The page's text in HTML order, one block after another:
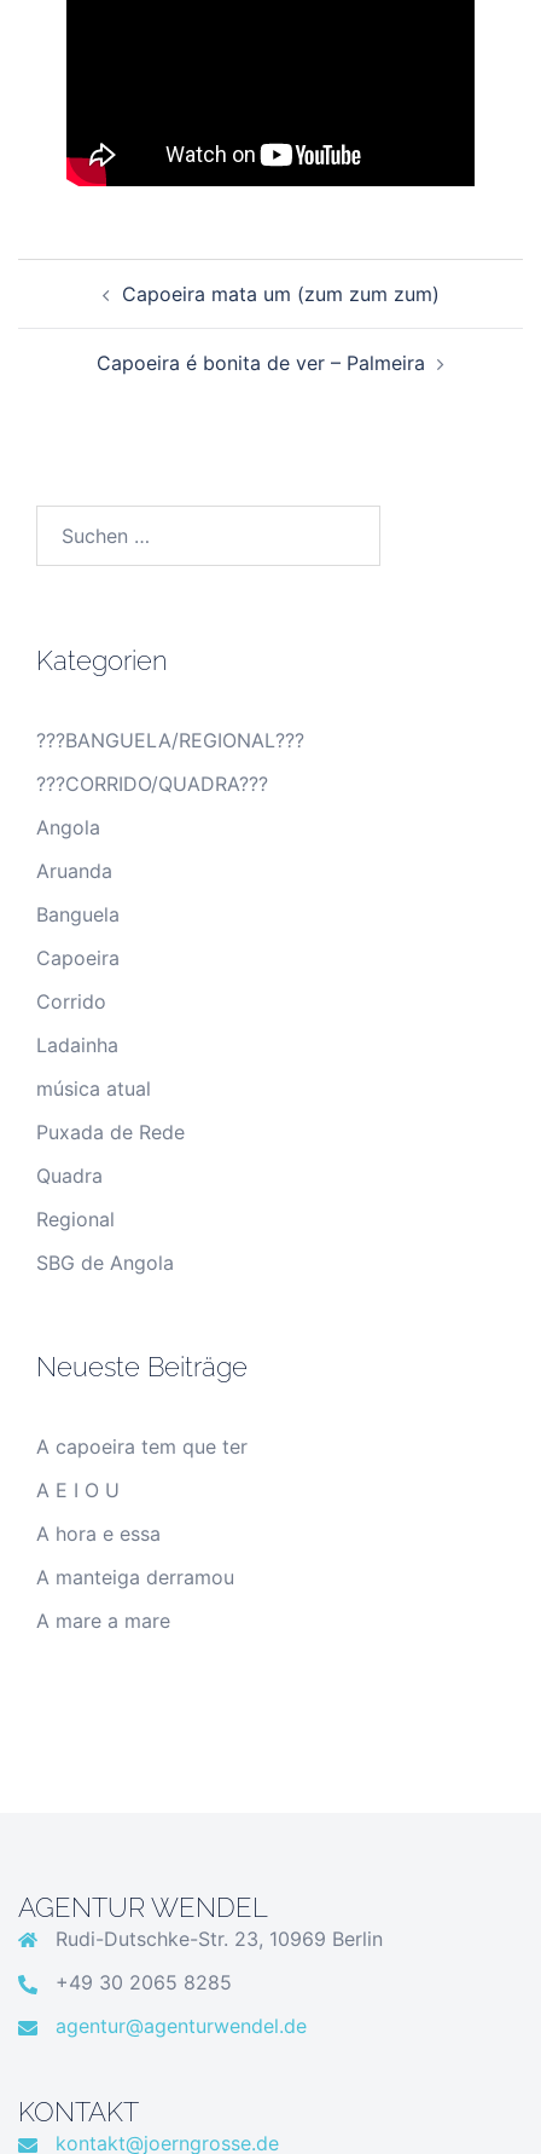
Capoeira mata um (zum zum zum)
Capoeira é bonita de ver – Palmeira
Kategorien
???BANGUELA/REGIONAL???
???CORRIDO/QUADRA???
Angola
Aruanda
Banguela
Capoeira
Corrido
Ladainha
música atual
Puxada de Rede
Quadra
Regional
SBG de Angola
Neueste Beiträge
A capoeira tem que ter
A E I O U
A hora e essa
A manteiga derramou
A mare a mare
AGENTUR WENDEL
Rudi-Dutschke-Str. 23, 10969 Berlin
+49 30 2065 8285
agentur@agenturwendel.de
KONTAKT
kontakt@joerngrosse.de